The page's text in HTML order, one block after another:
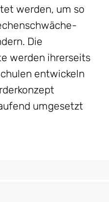
werden, um so
Die
werden ihrerseits
entwickeln
umgesetzt